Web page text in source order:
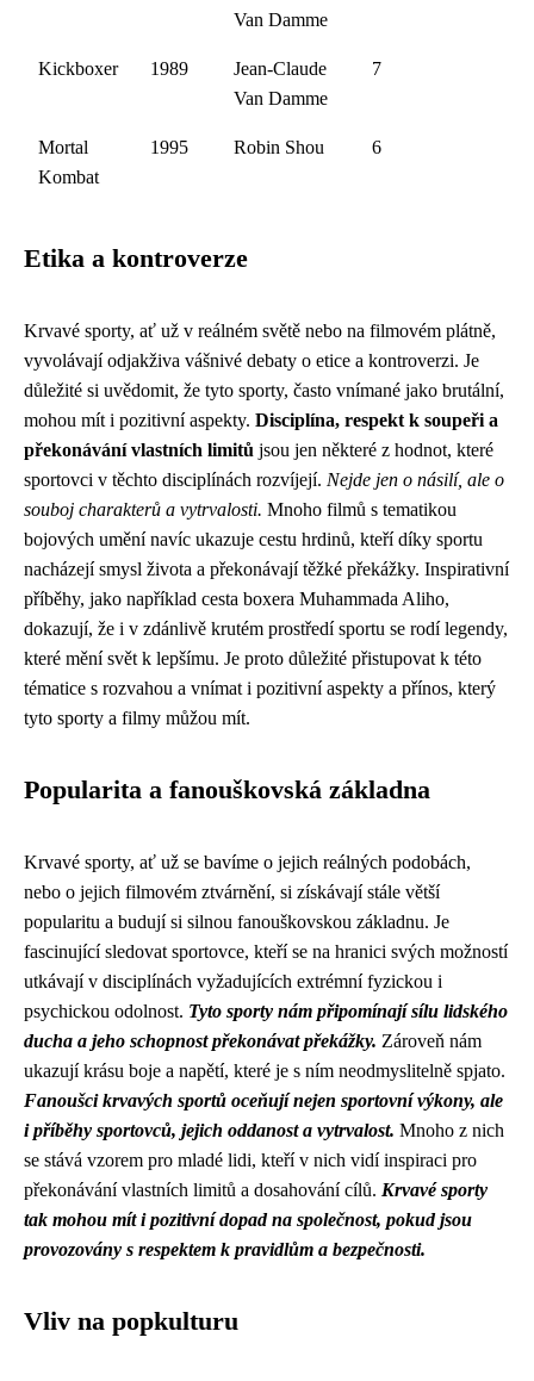
Van Damme
Kickboxer 1989
Jean-Claude
Van Damme
7
Mortal
Kombat
1995 Robin Shou 6
Etika a kontroverze
Krvavé sporty, ať už v reálném světě nebo na filmovém plátně,
vyvolávají odjakživa vášnivé debaty o etice a kontroverzi. Je
důležité si uvědomit, že tyto sporty, často vnímané jako brutální,
mohou mít i pozitivní aspekty. Disciplína, respekt k soupeři a
překonávání vlastních limitů jsou jen některé z hodnot, které
sportovci v těchto disciplínách rozvíjejí. Nejde jen o násilí, ale o
souboj charakterů a vytrvalosti. Mnoho filmů s tematikou
bojových umění navíc ukazuje cestu hrdinů, kteří díky sportu
nacházejí smysl života a překonávají těžké překážky. Inspirativní
příběhy, jako například cesta boxera Muhammada Aliho,
dokazují, že i v zdánlivě krutém prostředí sportu se rodí legendy,
které mění svět k lepšímu. Je proto důležité přistupovat k této
tématice s rozvahou a vnímat i pozitivní aspekty a přínos, který
tyto sporty a filmy můžou mít.
Popularita a fanouškovská základna
Krvavé sporty, ať už se bavíme o jejich reálných podobách,
nebo o jejich filmovém ztvárnění, si získávají stále větší
popularitu a budují si silnou fanouškovskou základnu. Je
fascinující sledovat sportovce, kteří se na hranici svých možností
utkávají v disciplínách vyžadujících extrémní fyzickou i
psychickou odolnost. Tyto sporty nám připomínají sílu lidského
ducha a jeho schopnost překonávat překážky. Zároveň nám
ukazují krásu boje a napětí, které je s ním neodmyslitelně spjato.
Fanoušci krvavých sportů oceňují nejen sportovní výkony, ale
i příběhy sportovců, jejich oddanost a vytrvalost. Mnoho z nich
se stává vzorem pro mladé lidi, kteří v nich vidí inspiraci pro
překonávání vlastních limitů a dosahování cílů. Krvavé sporty
tak mohou mít i pozitivní dopad na společnost, pokud jsou
provozovány s respektem k pravidlům a bezpečnosti.
Vliv na popkulturu